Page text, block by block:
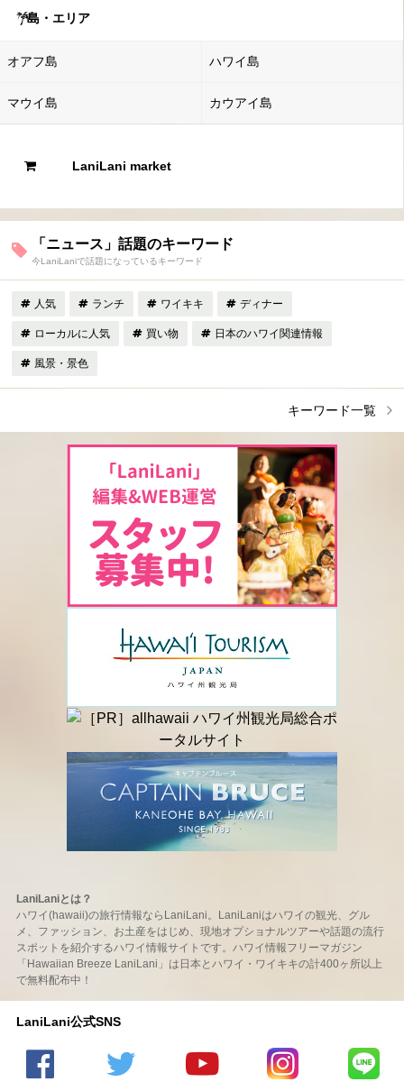
島・エリア
オアフ島 ハワイ島
マウイ島 カウアイ島
LaniLani market
「ニュース」話題のキーワード
今LaniLaniで話題になっているキーワード
人気 ランチ ワイキキ ディナー
ローカルに人気 買い物 日本のハワイ関連情報
風景・景色
キーワード一覧
LaniLaniとは？
ハワイ(hawaii)の旅行情報ならLaniLani。LaniLaniはハワイの観光、グル
メ、ファッション、お土産をはじめ、現地オプショナルツアーや話題の流行
スポットを紹介するハワイ情報サイトです。ハワイ情報フリーマガジン
「Hawaiian Breeze LaniLani」は日本とハワイ・ワイキキの計400ヶ所以上
で無料配布中！
LaniLani公式SNS